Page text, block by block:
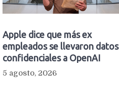
Apple dice que más ex
empleados se llevaron datos
confidenciales a OpenAI
5 agosto, 2026